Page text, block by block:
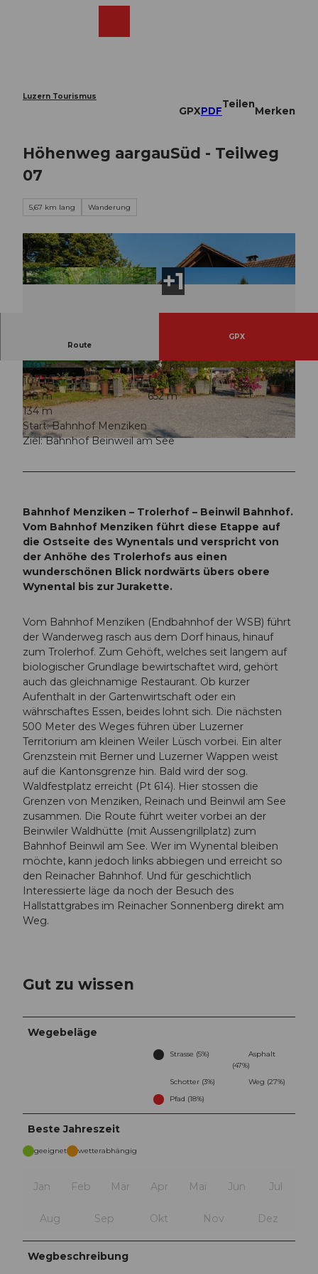
Luzern Tourismus
GPXPDF
Teilen
Merken
Höhenweg aargauSüd - Teilweg
07
5,67 km lang Wanderung
© Peter Siegrist, aargauSüd impuls
© Peter Siegrist, aargauSüd impuls © Peter Siegrist, aargauSüd impuls
Route
GPX
1:30 h
5,67 km
107 m
135 m
518 m
652 m
134 m
Start: Bahnhof Menziken
Ziel: Bahnhof Beinweil am See
Bahnhof Menziken – Trolerhof – Beinwil Bahnhof.
Vom Bahnhof Menziken führt diese Etappe auf
die Ostseite des Wynentals und verspricht von
der Anhöhe des Trolerhofs aus einen
wunderschönen Blick nordwärts übers obere
Wynental bis zur Jurakette.
Vom Bahnhof Menziken (Endbahnhof der WSB) führt
der Wanderweg rasch aus dem Dorf hinaus, hinauf
zum Trolerhof. Zum Gehöft, welches seit langem auf
biologischer Grundlage bewirtschaftet wird, gehört
auch das gleichnamige Restaurant. Ob kurzer
Aufenthalt in der Gartenwirtschaft oder ein
währschaftes Essen, beides lohnt sich. Die nächsten
500 Meter des Weges führen über Luzerner
Territorium am kleinen Weiler Lüsch vorbei. Ein alter
Grenzstein mit Berner und Luzerner Wappen weist
auf die Kantonsgrenze hin. Bald wird der sog.
Waldfestplatz erreicht (Pt 614). Hier stossen die
Grenzen von Menziken, Reinach und Beinwil am See
zusammen. Die Route führt weiter vorbei an der
Beinwiler Waldhütte (mit Aussengrillplatz) zum
Bahnhof Beinwil am See. Wer im Wynental bleiben
möchte, kann jedoch links abbiegen und erreicht so
den Reinacher Bahnhof. Und für geschichtlich
Interessierte läge da noch der Besuch des
Hallstattgrabes im Reinacher Sonnenberg direkt am
Weg.
Gut zu wissen
Wegebeläge
Strasse (5%)
Asphalt
(47%)
Schotter (3%)
Weg (27%)
Pfad (18%)
Beste Jahreszeit
geeignet wetterabhängig
Jan Feb Mär Apr Mai Jun Jul
Aug Sep Okt Nov Dez
Wegbeschreibung